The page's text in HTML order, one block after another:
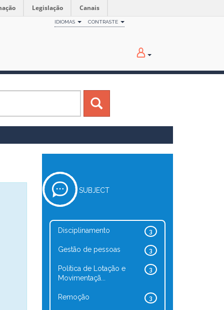
Legislação Canais
IDIOMAS CONTRASTE
SUBJECT
3
Disciplinamento
3
Gestão de pessoas
3
Política de Lotação e
Movimentaçã...
3
Remoção